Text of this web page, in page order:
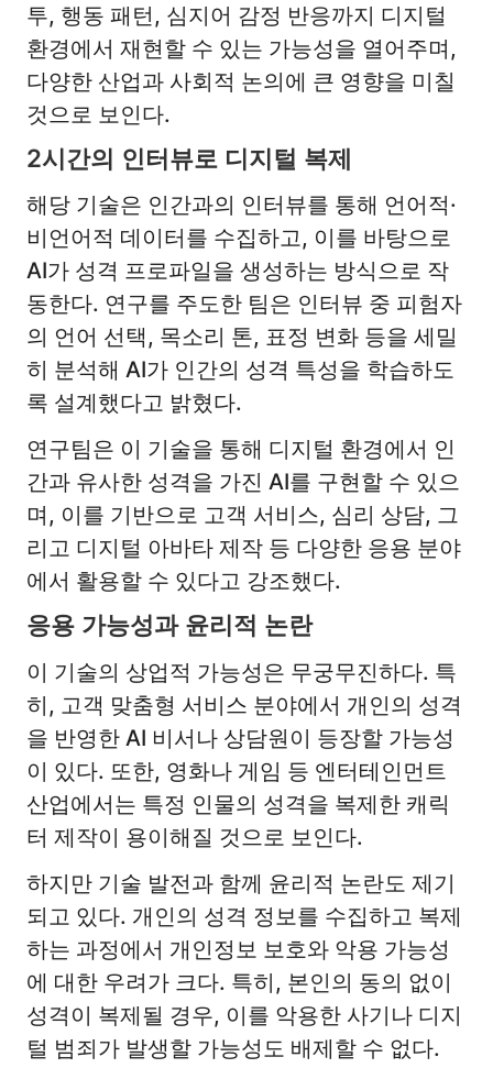
투, 행동 패턴, 심지어 감정 반응까지 디지털
환경에서 재현할 수 있는 가능성을 열어주며,
다양한 산업과 사회적 논의에 큰 영향을 미칠
것으로 보인다.
2시간의 인터뷰로 디지털 복제
해당 기술은 인간과의 인터뷰를 통해 언어적·
비언어적 데이터를 수집하고, 이를 바탕으로
AI가 성격 프로파일을 생성하는 방식으로 작
동한다. 연구를 주도한 팀은 인터뷰 중 피험자
의 언어 선택, 목소리 톤, 표정 변화 등을 세밀
히 분석해 AI가 인간의 성격 특성을 학습하도
록 설계했다고 밝혔다.
연구팀은 이 기술을 통해 디지털 환경에서 인
간과 유사한 성격을 가진 AI를 구현할 수 있으
며, 이를 기반으로 고객 서비스, 심리 상담, 그
리고 디지털 아바타 제작 등 다양한 응용 분야
에서 활용할 수 있다고 강조했다.
응용 가능성과 윤리적 논란
이 기술의 상업적 가능성은 무궁무진하다. 특
히, 고객 맞춤형 서비스 분야에서 개인의 성격
을 반영한 AI 비서나 상담원이 등장할 가능성
이 있다. 또한, 영화나 게임 등 엔터테인먼트
산업에서는 특정 인물의 성격을 복제한 캐릭
터 제작이 용이해질 것으로 보인다.
하지만 기술 발전과 함께 윤리적 논란도 제기
되고 있다. 개인의 성격 정보를 수집하고 복제
하는 과정에서 개인정보 보호와 악용 가능성
에 대한 우려가 크다. 특히, 본인의 동의 없이
성격이 복제될 경우, 이를 악용한 사기나 디지
털 범죄가 발생할 가능성도 배제할 수 없다.